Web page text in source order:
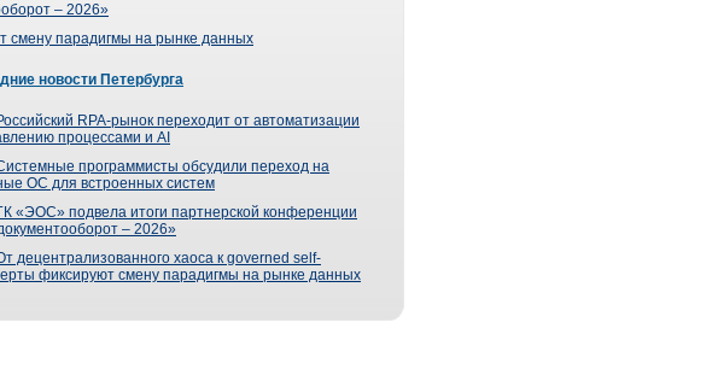
– 2026»
смену парадигмы на рынке данных
новости Петербурга
RPA-рынок переходит от автоматизации
процессами и AI
программисты обсудили переход на
ОС для встроенных систем
«ЭОС» подвела итоги партнерской конференции
– 2026»
децентрализованного хаоса к governed self-
фиксируют смену парадигмы на рынке данных